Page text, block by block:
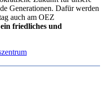
Generationen. Dafür werden
auch am OEZ
friedliches und